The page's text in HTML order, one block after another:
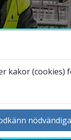
och besök
kakor